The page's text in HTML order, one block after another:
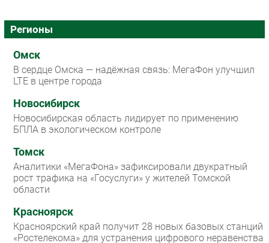
Регионы
Омск
В сердце Омска — надёжная связь: МегаФон улучшил
LTE в центре города
Новосибирск
Новосибирская область лидирует по применению
БПЛА в экологическом контроле
Томск
Аналитики «МегаФона» зафиксировали двукратный
рост трафика на «Госуслуги» у жителей Томской
области
Красноярск
Красноярский край получит 28 новых базовых станций
«Ростелекома» для устранения цифрового неравенства